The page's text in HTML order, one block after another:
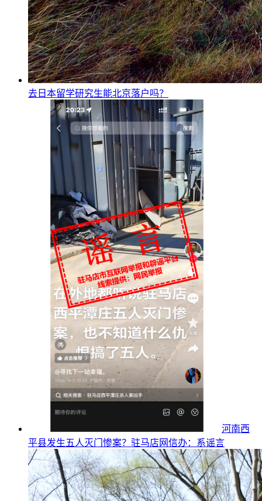
去日本留学研究生能北京落户吗？
河南西
平县发生五人灭门惨案？驻马店网信办：系谣言